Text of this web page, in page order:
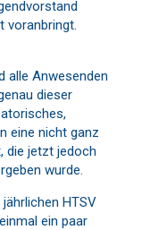
voranbringt.
alle Anwesenden
dieser
eine nicht ganz
die jetzt jedoch
wurde.
HTSV
ein paar